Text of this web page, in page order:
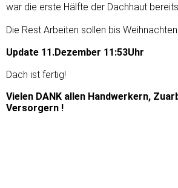
war die erste Hälfte der Dachhaut
Die Rest Arbeiten sollen bis
Update 11.Dezember 11:53Uhr
Dach ist fertig!
Vielen DANK allen Handwerkern,
Versorgern !